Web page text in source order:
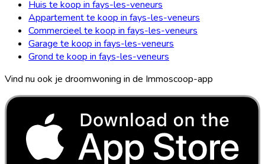
Huis te koop in fays-les-veneurs
Appartement te koop in fays-les-veneurs
Commercieel te koop in fays-les-veneurs
Garage te koop in fays-les-veneurs
Grond te koop in fays-les-veneurs
Vind nu ook je droomwoning in de Immoscoop-app